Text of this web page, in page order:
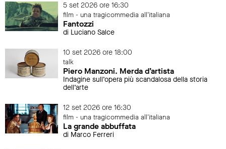
5 set 2026 ore 16:30
film - una tragicommedia all'italiana
Fantozzi
di Luciano Salce
10 set 2026 ore 18:00
talk
Piero Manzoni. Merda d’artista
Indagine sull’opera più scandalosa della storia
dell’arte
12 set 2026 ore 16:30
film - una tragicommedia all'italiana
La grande abbuffata
di Marco Ferreri